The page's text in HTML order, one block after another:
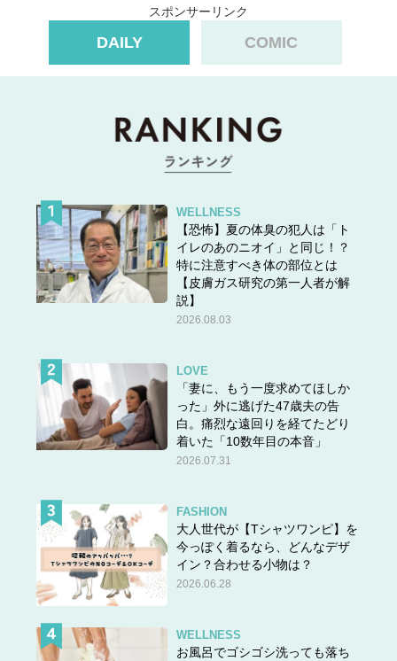
頻度が増えていて、ちょっとメンタルが落ち気味です。
ん。だけど、私は恋愛もしていないので完全なるシングル
なと思ってしまうのです」
再婚願望も恋愛願望もゼロ。どうしたら鬱々とした
気分を抜け出せる？
再婚願望も恋愛願望もゼロだという佳代子さんは、これか
ら誰かと恋愛をしてその先に再婚を…という展開は今のと
スポンサーリンク
DAILY COMIC
WELLNESS
【恐怖】夏の体臭の犯人は「ト
イレのあのニオイ」と同じ！？
特に注意すべき体の部位とは
【皮膚ガス研究の第一人者が解
説】
2026.08.03
LOVE
「妻に、もう一度求めてほしか
った」外に逃げた47歳夫の告
白。痛烈な遠回りを経てたどり
着いた「10数年目の本音」
2026.07.31
FASHION
大人世代が【Tシャツワンピ】を
今っぽく着るなら、どんなデザ
イン？合わせる小物は？
2026.06.28
WELLNESS
お風呂でゴシゴシ洗っても落ち